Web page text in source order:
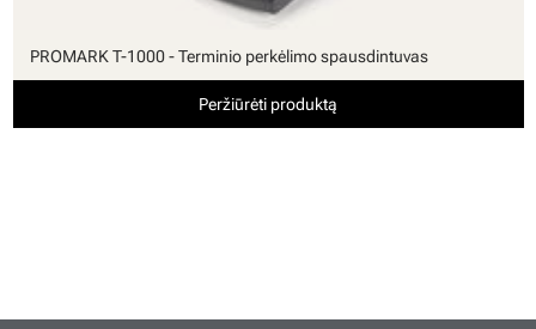
PROMARK T-1000 - Terminio perkėlimo spausdintuvas
Peržiūrėti produktą